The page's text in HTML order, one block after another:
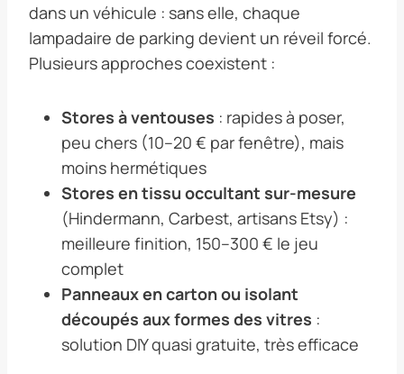
dans un véhicule : sans elle, chaque
lampadaire de parking devient un réveil forcé.
Plusieurs approches coexistent :
Stores à ventouses : rapides à poser,
peu chers (10–20 € par fenêtre), mais
moins hermétiques
Stores en tissu occultant sur-mesure
(Hindermann, Carbest, artisans Etsy) :
meilleure finition, 150–300 € le jeu
complet
Panneaux en carton ou isolant
découpés aux formes des vitres :
solution DIY quasi gratuite, très efficace